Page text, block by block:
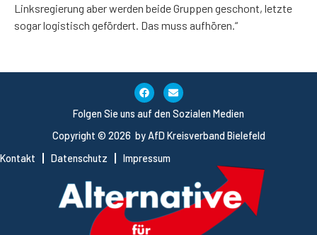
Linksregierung aber werden beide Gruppen geschont, letzte
sogar logistisch gefördert. Das muss aufhören.“
Copyright © 2026 by AfD Kreisverband Bielefeld
Kontakt
Datenschutz Impressum
Folgen Sie uns auf den Sozialen Medien